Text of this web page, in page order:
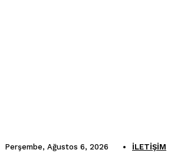
Perşembe, Ağustos 6, 2026 İLETIŞIM